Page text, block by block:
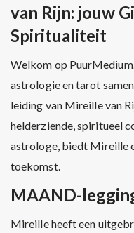
van Rijn: jouw
Spiritualiteit
Welkom op
astrologie en tarot
leiding van Mireille van
helderziende, spiritueel
astrologe, biedt Mireille
toekomst.
MAAND-
Mireille heeft een